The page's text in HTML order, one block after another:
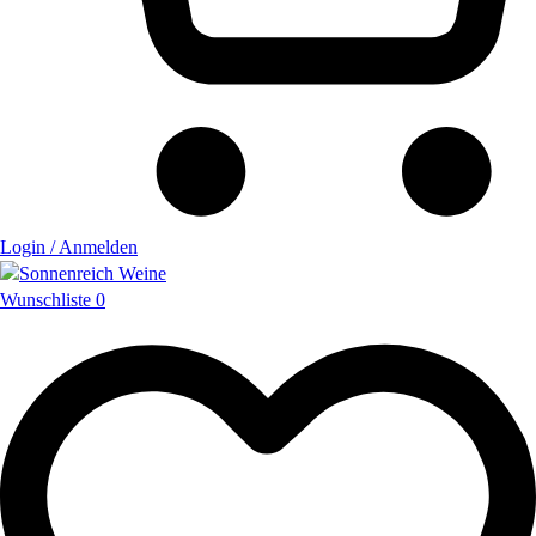
Login / Anmelden
Wunschliste 0